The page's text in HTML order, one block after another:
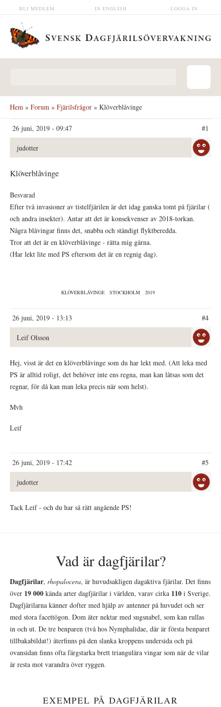
Hoppa till huvudinnehåll LOGGA IN
IN ENGLISH
BLI MEDLEM
Hem » Forum » Fjärilsfrågor » Klöverblåvinge
26 juni, 2019 - 09:47 #1
judotter
Klöverblåvinge
Besvarad
Efter två invasioner av tistelfjärilen är det idag ganska tomt på fjärilar (
och andra insekter). Antar att det är konsekvenser av 2018-torkan.
Några blåvingar finns det, snabba och ständigt flyktberedda.
Tror att det är en klöverblåvinge - rätta mig gärna.
(Har lekt lite med PS eftersom det är en regnig dag).
KLÖVERBLÅVINGE STOCKHOLM 2019
26 juni, 2019 - 13:13 #4
Leif Olsson
Hej, visst är det en klöverblåvinge som du har lekt med. (Att leka med
PS är alltid roligt, det behöver inte ens regna, man kan låtsas som det
regnar, för då kan man leka precis när som helst).
Mvh
Leif
26 juni, 2019 - 17:42 #5
judotter
Tack Leif - och du har så rätt angående PS!
Vad är dagfjärilar?
Dagfjärilar, rhopalocera, är huvudsakligen dagaktiva fjärilar. Det finns
över 19 000 kända arter dagfjärilar i världen, varav cirka 110 i Sverige.
Dagfjärilarna känner dofter med hjälp av antenner på huvudet och ser
med stora facettögon. Dom äter nektar med sugsnabel, som kan rullas
in och ut. De tre benparen (två hos Nymphalidae, där är första benparet
tillbakabildat!) återfinns på den slanka kroppens undersida och på
ovansidan finns ofta färgstarka brett triangulära vingar som när de vilar
är resta mot varandra över ryggen.
EXEMPEL PÅ DAGFJÄRILAR